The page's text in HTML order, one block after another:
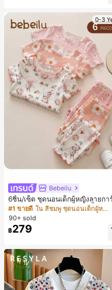
0-3
Bebeilu
6ชิ้น/เซ็ต ชุดนอนเด็กผู้หญิงลายกา
หมีและดอกไม้ คอกลม แขนสั้น กางเ
ขาสั้น ขอบระบาย สวมใส่สบาย
#1 ขายดี
ใน สีชมพู ชุดนอนเด็กผู้หญิง
90+ sold
฿279